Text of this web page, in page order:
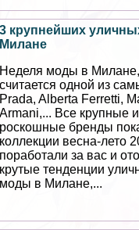
3 крупнейших
Милане
Неделя моды в
считается одной из
Prada, Alberta Ferretti,
Armani,... Все крупные
роскошные бренды
коллекции весна-лето
поработали за вас и
крутые тенденции
моды в Милане,...